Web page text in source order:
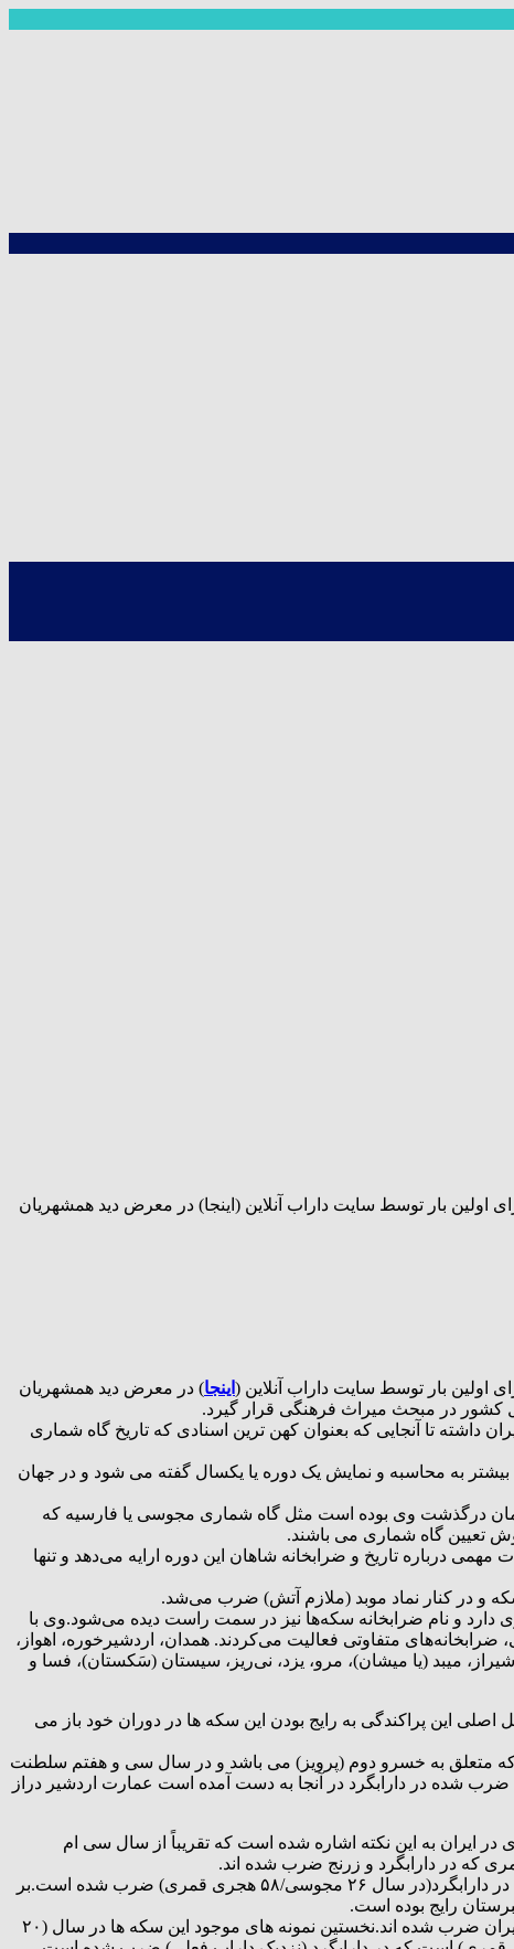
بار توسط سایت داراب آنلاین (اینجا) در معرض دید همشهریان
اولین بار توسط سایت داراب آنلاین ( اینجا) در معرض دید همشهریان
کشور در مبحث میراث فرهنگی قرار گیرد.
تا آنجایی که بعنوان کهن ترین اسنادی که تاریخ گاه شماری
بیشتر به محاسبه و نمایش یک‌ دوره یا یکسال گفته می شود و در جهان
درگذشت وی بوده است مثل گاه شماری مجوسی یا فارسیه که
تعیین گاه شماری می باشند.
تاریخ و ضرابخانه شاهان این دوره ارایه می‌دهد و تنها
و در کنار نماد موبد (ملازم آتش) ضرب می‌شد.
و نام ضرابخانه سکه‌ها نیز در سمت راست دیده می‌شود.وی با
متفاوتی فعالیت می‌کردند. همدان، اردشیرخوره، اهواز،
میبد (یا میشان)، مرو، یزد، نی‌ریز، سیستان (سَکستان)، فسا و
این پراکندگی به رایج بودن این سکه ها در دوران خود باز می
متعلق به خسرو دوم (پرویز) می باشد و در سال سی و هفتم سلطنت
ضرب شده در دارابگرد در آنجا به دست آمده است عمارت اردشیر دراز
ایران به این نکته اشاره شده است که تقریباً از سال سی ام
نویسنده این کتاب در بخش زیج های معروف آورده است: کهن ترین سندی که تاریخ گاه شماری مجوسی]زردشتی[ دارد، سکه ای است که در دارابگرد(در سال ۲۶ مجوسی/۵۸ هجری قمری) ضرب شده است.بر
رایج بوده است.
علی زمانی قمشه ای می نویسد: از مهمترین این اسناد مجموعه سکه های عرب-ساسانی است که پس از ورود اسلام، در نقاط گوناگون ایران ضرب شده اند.نخستین نمونه های موجود این سکه ها در سال (۲۰